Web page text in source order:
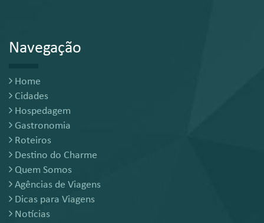
Navegação
Home
Cidades
Hospedagem
Gastronomia
Roteiros
Destino do Charme
Quem Somos
Agências de Viagens
Dicas para Viagens
Notícias